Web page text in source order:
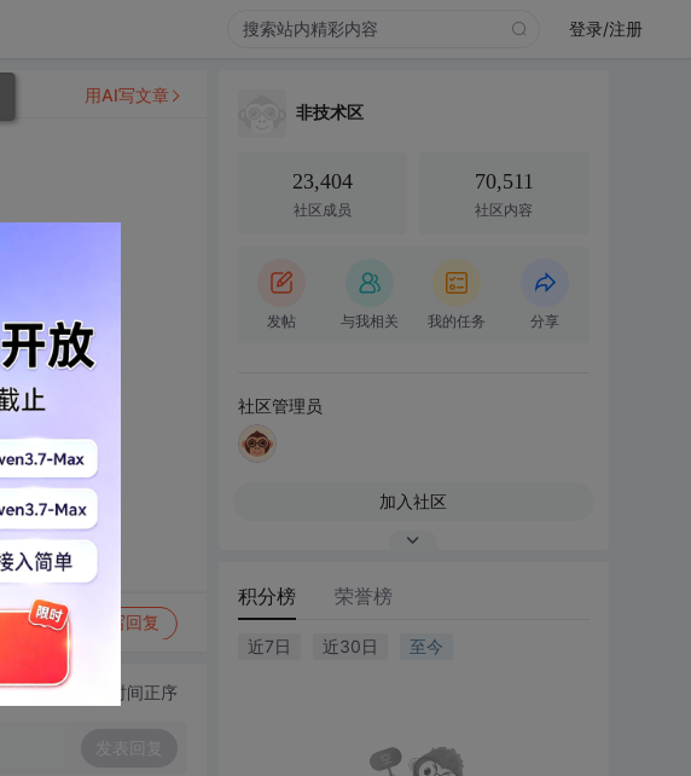
登录/注册
写回复
用AI写文章
切换为时间正序
发表回复
非技术区
23,404
社区成员
70,511
社区内容
发帖 与我相关 我的任务 分享
社区管理员
加入社区
积分榜 荣誉榜
近7日 近30日 至今